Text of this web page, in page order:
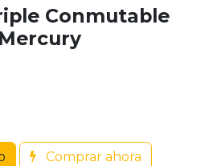
Conmutable
Comprar ahora